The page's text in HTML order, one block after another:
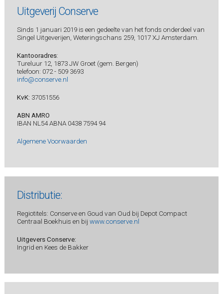
Uitgeverij Conserve
Sinds 1 januari 2019 is een gedeelte van het fonds onderdeel van
Singel Uitgeverijen, Weteringschans 259, 1017 XJ Amsterdam.
Kantooradres:
Tureluur 12, 1873 JW Groet (gem. Bergen)
telefoon: 072 - 509 3693
info@conserve.nl
KvK: 37051556
ABN AMRO
IBAN NL54 ABNA 0438 7594 94
Algemene Voorwaarden
Distributie:
Regiotitels: Conserve en Goud van Oud bij Depot Compact
Centraal Boekhuis en bij www.conserve.nl
Uitgevers Conserve:
Ingrid en Kees de Bakker